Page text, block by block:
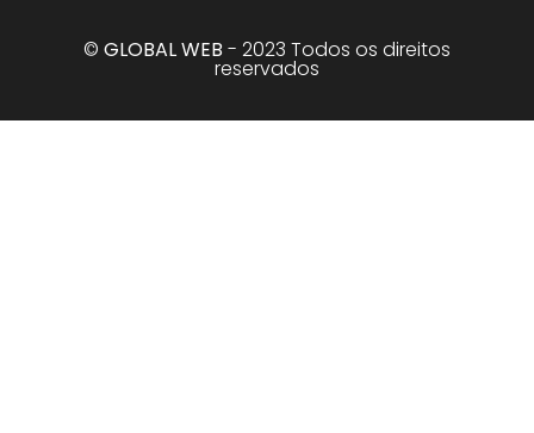
© GLOBAL WEB - 2023 Todos os direitos
reservados